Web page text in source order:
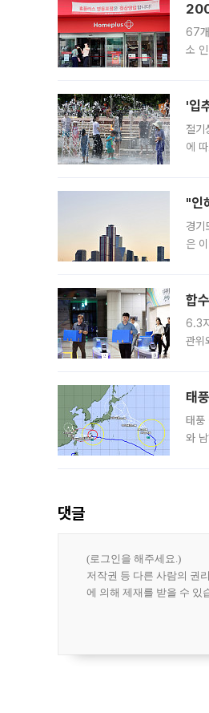
67
소
'입
절기
에
"인
경기
은
합
6.3
관위
태
태풍
와
댓글